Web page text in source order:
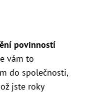
povinností
vám to
do společnosti,
jste roky